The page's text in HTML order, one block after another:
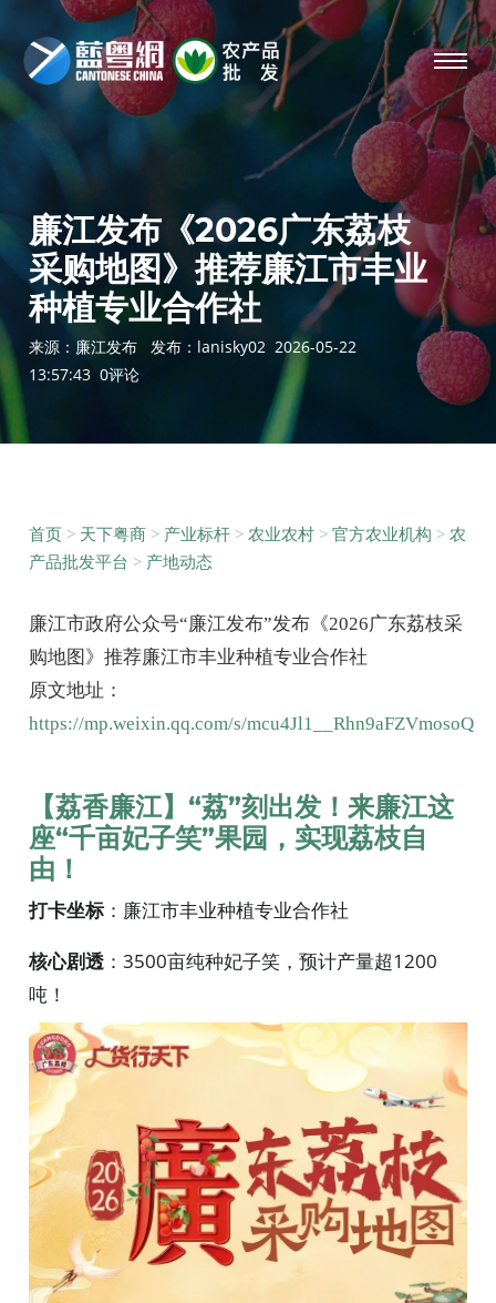
廉江发布《2026广东荔枝
采购地图》推荐廉江市丰业
种植专业合作社
来源：廉江发布 发布： lanisky02 2026-05-22
13:57:43 0评论
首页 > 天下粤商 > 产业标杆 > 农业农村 >官方农业机构 > 农
产品批发平台 > 产地动态
廉江市政府公众号“廉江发布”发布《2026广东荔枝采
购地图》推荐廉江市丰业种植专业合作社
原文地址：
https://mp.weixin.qq.com/s/mcu4Jl1__Rhn9aFZVmosoQ
【荔香廉江】“荔”刻出发！来廉江这
座“千亩妃子笑”果园，实现荔枝自
由！
打卡坐标：廉江市丰业种植专业合作社
核心剧透 ：3500亩纯种妃子笑，预计产量超1200
吨！